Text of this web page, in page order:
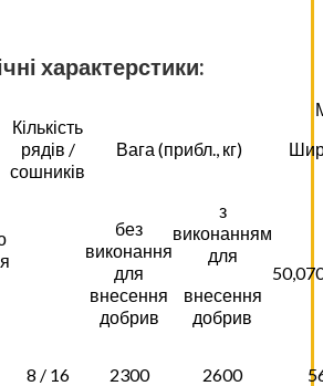
характерстики:
Кількість
рядів /
сошників
Вага (прибл., кг)
без
виконання
для
внесення
добрив
з
виконанням
для
внесення
добрив
50,0
8 / 16 2300 2600